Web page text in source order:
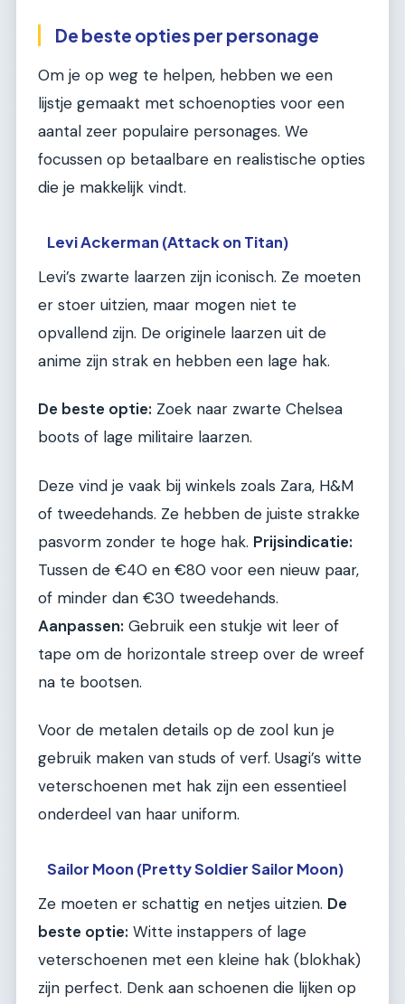
De beste opties per personage
Om je op weg te helpen, hebben we een
lijstje gemaakt met schoenopties voor een
aantal zeer populaire personages. We
focussen op betaalbare en realistische opties
die je makkelijk vindt.
Levi Ackerman (Attack on Titan)
Levi’s zwarte laarzen zijn iconisch. Ze moeten
er stoer uitzien, maar mogen niet te
opvallend zijn. De originele laarzen uit de
anime zijn strak en hebben een lage hak.
De beste optie: Zoek naar zwarte Chelsea
boots of lage militaire laarzen.
Deze vind je vaak bij winkels zoals Zara, H&M
of tweedehands. Ze hebben de juiste strakke
pasvorm zonder te hoge hak. Prijsindicatie:
Tussen de €40 en €80 voor een nieuw paar,
of minder dan €30 tweedehands.
Aanpassen: Gebruik een stukje wit leer of
tape om de horizontale streep over de wreef
na te bootsen.
Voor de metalen details op de zool kun je
gebruik maken van studs of verf. Usagi’s witte
veterschoenen met hak zijn een essentieel
onderdeel van haar uniform.
Sailor Moon (Pretty Soldier Sailor Moon)
Ze moeten er schattig en netjes uitzien. De
beste optie: Witte instappers of lage
veterschoenen met een kleine hak (blokhak)
zijn perfect. Denk aan schoenen die lijken op